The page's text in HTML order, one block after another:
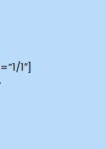
1″]